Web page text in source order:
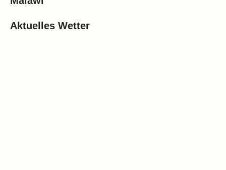
Aktuelles Wetter